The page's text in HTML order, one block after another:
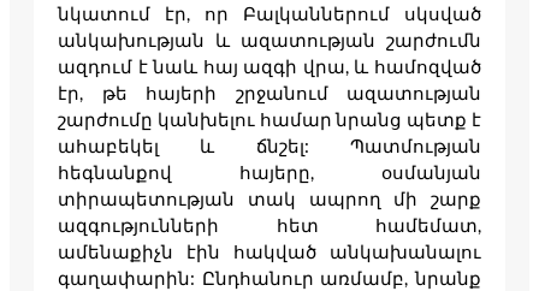
նկատում էր, որ Բալկաններում սկսված
անկախության և ազատության շարժումն
ազդում է նաև հայ ազգի վրա, և համոզված
էր, թե հայերի շրջանում ազատության
շարժումը կանխելու համար նրանց պետք է
ահաբեկել և ճնշել: Պատմության
հեգնանքով հայերը, օսմանյան
տիրապետության տակ ապրող մի շարք
ազգությունների հետ համեմատ,
ամենաքիչն էին հակված անկախանալու
գաղափարին: Ընդհանուր առմամբ, նրանք